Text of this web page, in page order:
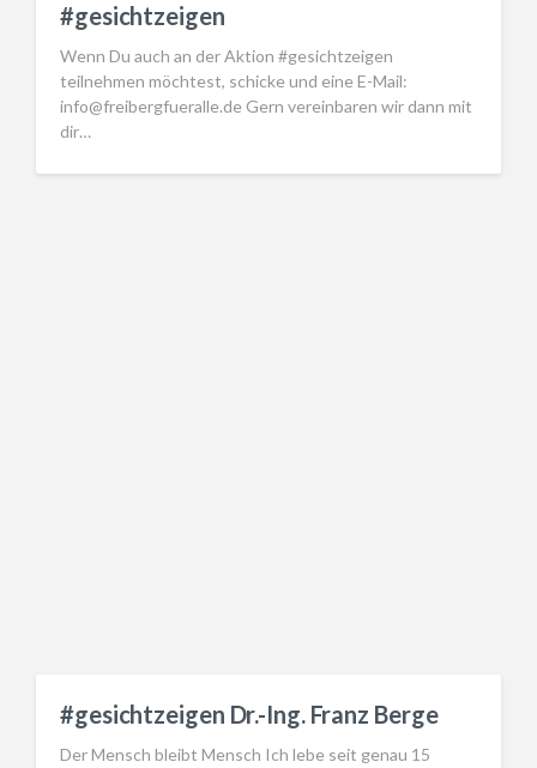
#gesichtzeigen
Wenn Du auch an der Aktion #gesichtzeigen
teilnehmen möchtest, schicke und eine E-Mail:
info@freibergfueralle.de Gern vereinbaren wir dann mit
dir…
#gesichtzeigen Dr.-Ing. Franz Berge
Der Mensch bleibt Mensch Ich lebe seit genau 15